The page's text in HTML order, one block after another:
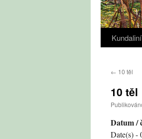
← 10 těl
10 těl
Datum /
Date(s) -